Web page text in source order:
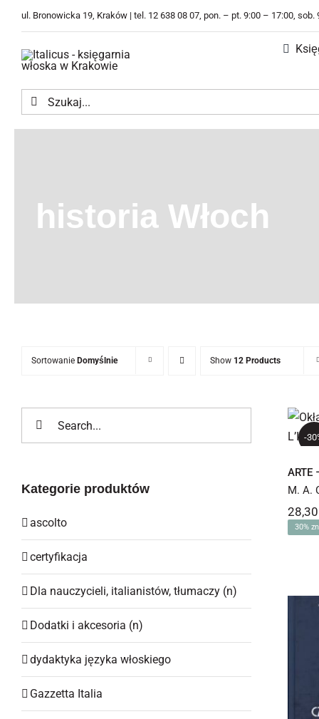
Przejdź
zawartości
ul. Bronowicka 19, Kraków | tel. 12 638 08 07, pon. – pt. 9:00 – 17:00, sob.
Szukaj
historia Włoch
Sortowanie Domyślnie Show 12 Products
Kategorie produktów
ascolto
certyfikacja
Dla nauczycieli, italianistów, tłumaczy (n)
Dodatki i akcesoria (n)
dydaktyka języka włoskiego
Gazzetta Italia
-
ARTE
M. A.
28,30
30%